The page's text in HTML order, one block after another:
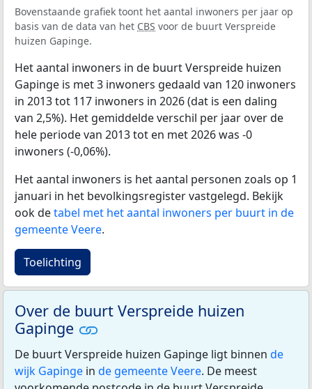
Bovenstaande grafiek toont het aantal inwoners per jaar op
basis van de data van het CBS voor de buurt Verspreide
huizen Gapinge.
Het aantal inwoners in de buurt Verspreide huizen
Gapinge is met 3 inwoners gedaald van 120 inwoners
in 2013 tot 117 inwoners in 2026 (dat is een daling
van 2,5%). Het gemiddelde verschil per jaar over de
hele periode van 2013 tot en met 2026 was -0
inwoners (-0,06%).
Het aantal inwoners is het aantal personen zoals op 1
januari in het bevolkingsregister vastgelegd. Bekijk
ook detabel met het aantal inwoners per buurt in de
gemeente Veere.
Toelichting
Over de buurt Verspreide huizen
Gapinge
De buurt Verspreide huizen Gapinge ligt binnen de
wijk Gapinge in de gemeente Veere. De meest